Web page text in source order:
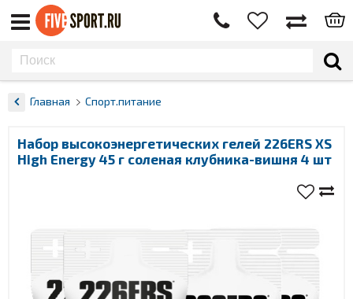
Главная Спорт.питание
Набор высокоэнергетических гелей 226ERS XS
High Energy 45 г соленая клубника-вишня 4 шт